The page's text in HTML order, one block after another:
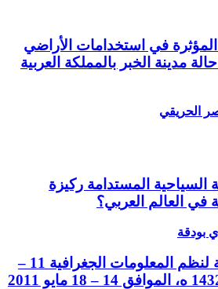
المؤثرة في استخدامات الأراضي
مدينة الخبر بالمملكة العربية
الحريقي
السياحية المستدامة ركيزة
في العالم العربي؟
بودقة
تطبيقات متقدمة لنظم المعلومات الجغرافية 11 –
15 جماد الثاني 1432 ه، الموافق 14 – 18 مايو 2011